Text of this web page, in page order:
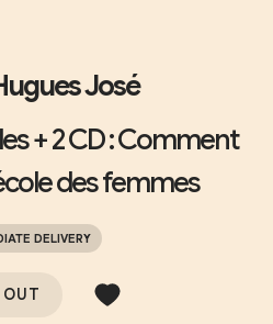
José
+ 2 CD : Comment
des femmes
DELIVERY